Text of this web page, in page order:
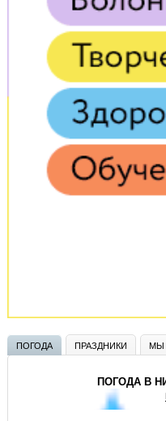
ПОГОДА ПРАЗДНИКИ МЫ
ПОГОДА В